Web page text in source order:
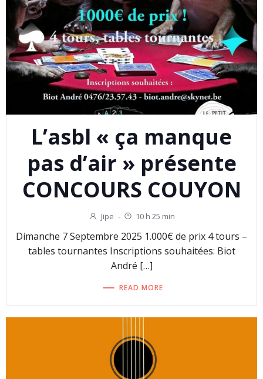
L’asbl « ça manque
pas d’air » présente
CONCOURS COUYON
Jipe - 10 h 25 min
Dimanche 7 Septembre 2025 1.000€ de prix 4 tours –
tables tournantes Inscriptions souhaitées: Biot
André […]
READ MORE